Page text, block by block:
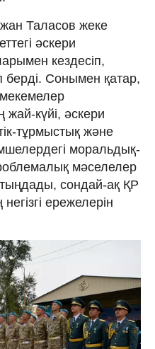
Таласов жеке
әскери
кездесіп,
берді. Сонымен қатар,
жай-күйі, әскери
тұрмыстық және
моральдық-
мәселелер
сондай-ақ ҚР
ережелерін